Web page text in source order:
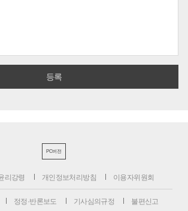
PC버전
리강령 개인정보처리방침 이용자위원회
정정·반론보도 기사심의규정 불편신고